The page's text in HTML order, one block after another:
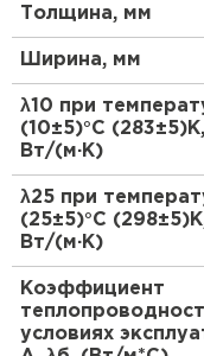
Сохраняют
АО "ТИЗОЛ"
марок, которые
техническим
прочность на
Плиты выпускают
стеклохолстом
производится с
Кашированные
дополнительной
утеплителя, а
производственных
Толщина, мм
Ширина, мм
λ10 при
(10±5)°С (283±5)К,
Вт/(м·К)
λ25 при
(25±5)°С
Вт/(м·К)
Коэффициент
условиях
Утеплитель